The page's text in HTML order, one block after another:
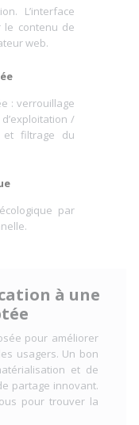
L’interface
le contenu de
web.
: verrouillage
/
et filtrage du
par
à une
pour améliorer
usagers. Un bon
et de
partage innovant.
pour trouver la